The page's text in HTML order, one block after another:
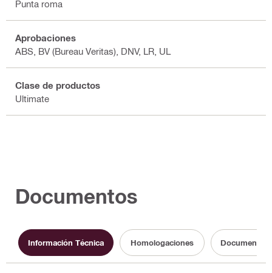
Punta roma
Aprobaciones
ABS, BV (Bureau Veritas), DNV, LR, UL
Clase de productos
Ultimate
Documentos
Información Técnica Homologaciones Documentos